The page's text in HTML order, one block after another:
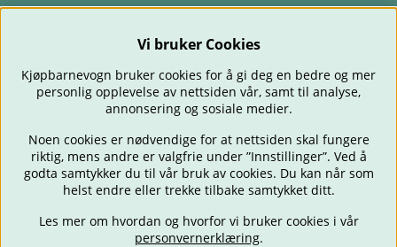
BARNEVOGNER BILSTOLER BABY SPISE & MATE
REISE
FORELDRE
BARNEROMMET LEKER TILBUD
OUTLET
GAVETIPS
Vi bruker Cookies
Kjøpbarnevogn bruker cookies for å gi deg en bedre og mer
personlig opplevelse av nettsiden vår, samt til analyse,
annonsering og sosiale medier.
Noen cookies er nødvendige for at nettsiden skal fungere
riktig, mens andre er valgfrie under ”Innstillinger”. Ved å
godta samtykker du til vår bruk av cookies. Du kan når som
helst endre eller trekke tilbake samtykket ditt.
Les mer om hvordan og hvorfor vi bruker cookies i vår
personvernerklæring.